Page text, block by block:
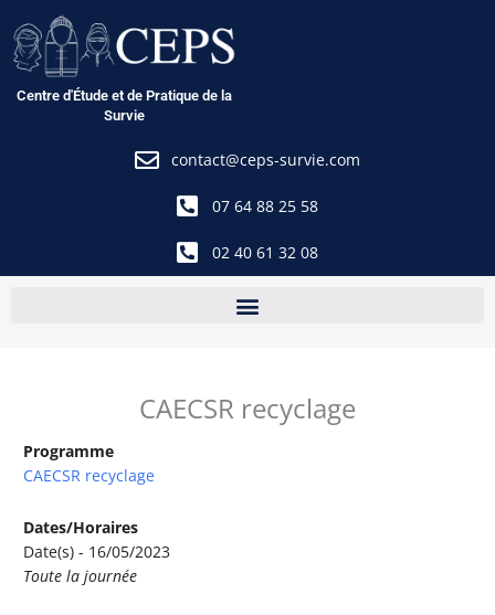
au
contenu
Centre d'Étude et de Pratique de la
Survie
contact@ceps-survie.com
07 64 88 25 58
02 40 61 32 08
CAECSR recyclage
Programme
CAECSR recyclage
Dates/Horaires
Date(s) - 16/05/2023
Toute la journée